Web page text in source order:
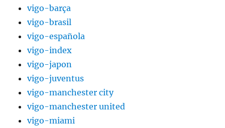
vigo-barça
vigo-brasil
vigo-española
vigo-index
vigo-japon
vigo-juventus
vigo-manchester city
vigo-manchester united
vigo-miami